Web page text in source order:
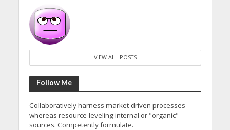
VIEW ALL POSTS
Follow Me
Collaboratively harness market-driven processes
whereas resource-leveling internal or "organic"
sources. Competently formulate.